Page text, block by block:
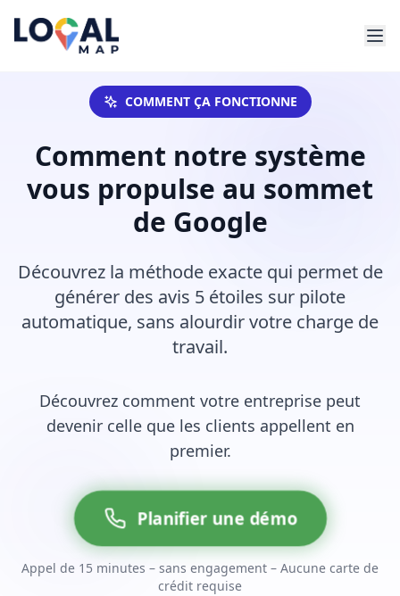
COMMENT ÇA FONCTIONNE
Comment notre système
vous propulse au sommet
de Google
Découvrez la méthode exacte qui permet de
générer des avis 5 étoiles sur pilote
automatique, sans alourdir votre charge de
travail.
Découvrez comment votre entreprise peut
devenir celle que les clients appellent en
premier.
Planifier une démo
Appel de 15 minutes – sans engagement – Aucune carte de
crédit requise